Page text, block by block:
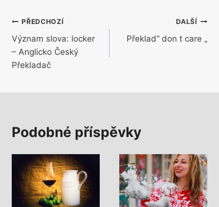
Navigace
pro
příspěvek
PŘEDCHOZÍ
Význam slova: locker
– Anglicko Český
Překladač
DALŠÍ
Překlad“ don t care „
Podobné příspěvky